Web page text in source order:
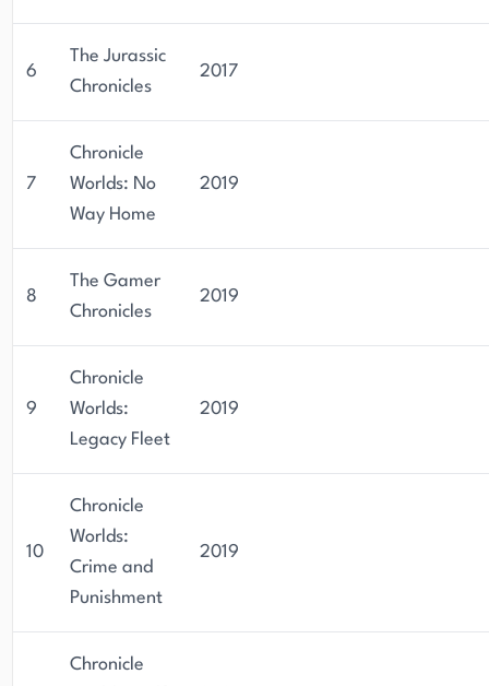
6
The Jurassic
Chronicles
2017
7
Chronicle
Worlds: No
Way Home
2019
8
The Gamer
Chronicles
2019
9
Chronicle
Worlds:
Legacy Fleet
2019
10
Chronicle
Worlds:
Crime and
Punishment
2019
Chronicle